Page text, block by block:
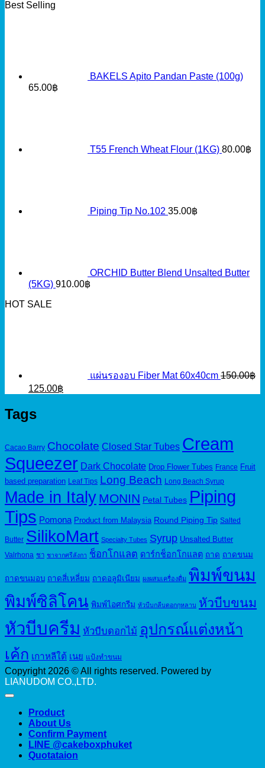
Best Selling
BAKELS Apito Pandan Paste (100g)
65.00฿
T55 French Wheat Flour (1KG) 80.00฿
Piping Tip No.102 35.00฿
ORCHID Butter Blend Unsalted Butter
(5KG) 910.00฿
HOT SALE
แผ่นรองอบ Fiber Mat 60x40cm 150.00฿
Original
150.00฿.
125.00฿
Tags
Cacao Barry Chocolate Closed Star Tubes Cream
Squeezer Dark Chocolate Drop Flower Tubes France Fruit
based preparation Leaf Tips Long Beach Long Beach Syrup
Made in Italy MONIN Petal Tubes Piping
Tips Pomona Product from Malaysia Round Piping Tip Salted
Butter SilikoMart Specialty Tubes Syrup Unsalted Butter
Valrhona ชา ชาจากศรีลังกา ช็อกโกแลต ดาร์กช็อกโกแลต ถาด ถาดขนม
ถาดขนมอบ ถาดสี่เหลี่ยม ถาดอลูมิเนียม ผงผสมเครื่องดื่ม พิมพ์ขนม
พิมพ์ซิลิโคน พิมพ์ไอศกรีม หัวบีบกลีบดอกกุหลาบ หัวบีบขนม
หัวบีบครีม หัวบีบดอกไม้ อุปกรณ์แต่งหน้า
เค้ก เกาหลีใต้ เนย แป้งทำขนม
Copyright 2026 © All rights reserved. Powered by
LIANUDOM CO.,LTD.
Product
About Us
Confirm Payment
LINE @cakeboxphuket
Quotataion